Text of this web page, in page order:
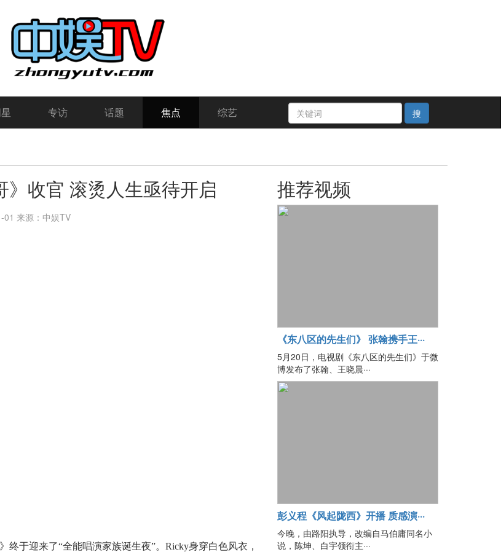
专访 话题 焦点 综艺 搜
收官 滚烫人生亟待开启
01 来源：中娱TV
于迎来了“全能唱演家族诞生夜”。Ricky身穿白色风衣，
推荐视频
《东八区的先生们》 张翰携手王···
5月20日，电视剧《东八区的先生们》于微
博发布了张翰、王晓晨···
彭义程《风起陇西》开播 质感演···
今晚，由路阳执导，改编自马伯庸同名小
说，陈坤、白宇领衔主···